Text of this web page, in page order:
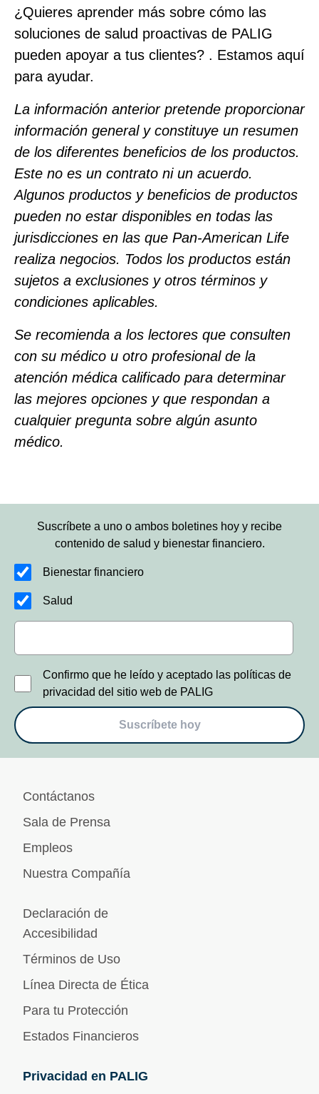
¿Quieres aprender más sobre cómo las
soluciones de salud proactivas de PALIG
pueden apoyar a tus clientes? . Estamos aquí
para ayudar.
La información anterior pretende proporcionar
información general y constituye un resumen
de los diferentes beneficios de los productos.
Este no es un contrato ni un acuerdo.
Algunos productos y beneficios de productos
pueden no estar disponibles en todas las
jurisdicciones en las que Pan‑American Life
realiza negocios. Todos los productos están
sujetos a exclusiones y otros términos y
condiciones aplicables.
Se recomienda a los lectores que consulten
con su médico u otro profesional de la
atención médica calificado para determinar
las mejores opciones y que respondan a
cualquier pregunta sobre algún asunto
médico.
Suscríbete a uno o ambos boletines hoy y recibe
contenido de salud y bienestar financiero.
Bienestar financiero
Salud
Confirmo que he leído y aceptado las políticas de
privacidad del sitio web de PALIG
Suscríbete hoy
Contáctanos
Sala de Prensa
Empleos
Nuestra Compañía
Declaración de
Accesibilidad
Términos de Uso
Línea Directa de Ética
Para tu Protección
Estados Financieros
Privacidad en PALIG